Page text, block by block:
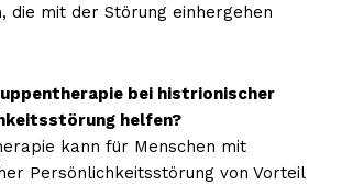
ABONNIEREN
die mit der Störung einhergehen
bei histrionischer
helfen?
kann für Menschen mit
Persönlichkeitsstörung von Vorteil